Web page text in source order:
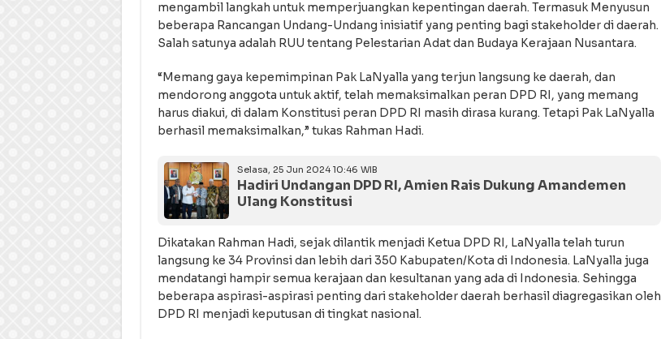
mengambil langkah untuk memperjuangkan kepentingan daerah. Termasuk Menyusun
beberapa Rancangan Undang-Undang inisiatif yang penting bagi stakeholder di daerah.
Salah satunya adalah RUU tentang Pelestarian Adat dan Budaya Kerajaan Nusantara.
“Memang gaya kepemimpinan Pak LaNyalla yang terjun langsung ke daerah, dan
mendorong anggota untuk aktif, telah memaksimalkan peran DPD RI, yang memang
harus diakui, di dalam Konstitusi peran DPD RI masih dirasa kurang. Tetapi Pak LaNyalla
berhasil memaksimalkan,” tukas Rahman Hadi.
Selasa, 25 Jun 2024 10:46 WIB
Hadiri Undangan DPD RI, Amien Rais Dukung Amandemen
Ulang Konstitusi
Dikatakan Rahman Hadi, sejak dilantik menjadi Ketua DPD RI, LaNyalla telah turun
langsung ke 34 Provinsi dan lebih dari 350 Kabupaten/Kota di Indonesia. LaNyalla juga
mendatangi hampir semua kerajaan dan kesultanan yang ada di Indonesia. Sehingga
beberapa aspirasi-aspirasi penting dari stakeholder daerah berhasil diagregasikan oleh
DPD RI menjadi keputusan di tingkat nasional.